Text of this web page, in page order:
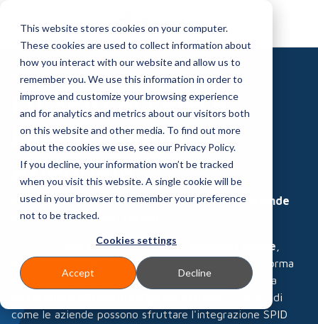
This website stores cookies on your computer.
These cookies are used to collect information about
how you interact with our website and allow us to
remember you. We use this information in order to
improve and customize your browsing experience
and for analytics and metrics about our visitors both
on this website and other media. To find out more
about the cookies we use, see our Privacy Policy.
If you decline, your information won’t be tracked
when you visit this website. A single cookie will be
used in your browser to remember your preference
not to be tracked.
Cookies settings
Accept Decline
MILANO DIGITAL WEEK 2023
Lo SPID accelera
l'innovazione
aziendale
Come SPID e identità digitali supportano le aziende
nell’offerta di nuovi servizi
live webinarcon ospite Fabrizio Lupone
esperto nazionale in materia di digitalizzazione a norma
dei processi aziendali, abbiamo analizzato i dati sulla
e parlato di
come le aziende possono sfruttare l'integrazione SPID